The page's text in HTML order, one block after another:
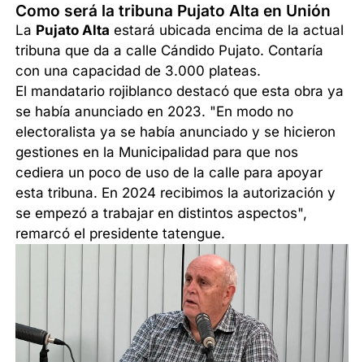
Como será la tribuna Pujato Alta en Unión
La Pujato Alta estará ubicada encima de la actual
tribuna que da a calle Cándido Pujato. Contaría
con una capacidad de 3.000 plateas.
El mandatario rojiblanco destacó que esta obra ya
se había anunciado en 2023. "En modo no
electoralista ya se había anunciado y se hicieron
gestiones en la Municipalidad para que nos
cediera un poco de uso de la calle para apoyar
esta tribuna. En 2024 recibimos la autorización y
se empezó a trabajar en distintos aspectos",
remarcó el presidente tatengue.